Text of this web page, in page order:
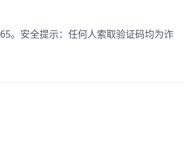
。安全提示：任何人索取验证码均为诈